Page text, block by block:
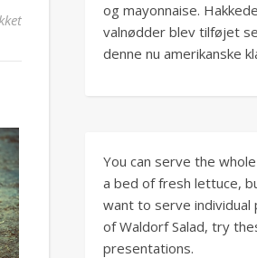
til Waldorfsalat med et twist: Brug
og mayonnaise. Hakkede
valnødder blev tilføjet
denne nu amerikanske
You can serve the
a bed of fresh lettuce,
want to serve individual
of Waldorf Salad, try
presentations.